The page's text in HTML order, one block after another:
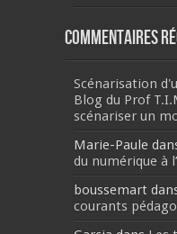
Commentaires
Scénarisation
Blog du Prof
scénariser un
Marie-Paule
du numérique à
boussemart
courants